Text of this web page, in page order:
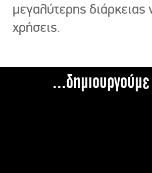
μεγαλύτερης
χρήσεις.